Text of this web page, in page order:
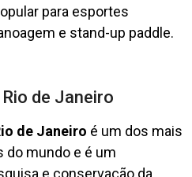
para esportes
e stand-up paddle.
de Janeiro
de Janeiro é um dos mais
do mundo e é um
e conservação da